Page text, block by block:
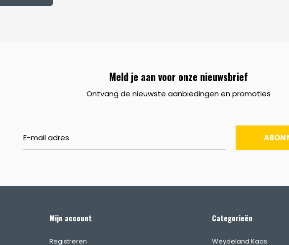
Meld je aan voor onze nieuwsbrief
Ontvang de nieuwste aanbiedingen en promoties
Mijn account
Registreren
Categorieën
Weydeland Kaas